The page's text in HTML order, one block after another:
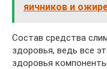
яичников и
Состав средства
здоровья, ведь все
здоровья